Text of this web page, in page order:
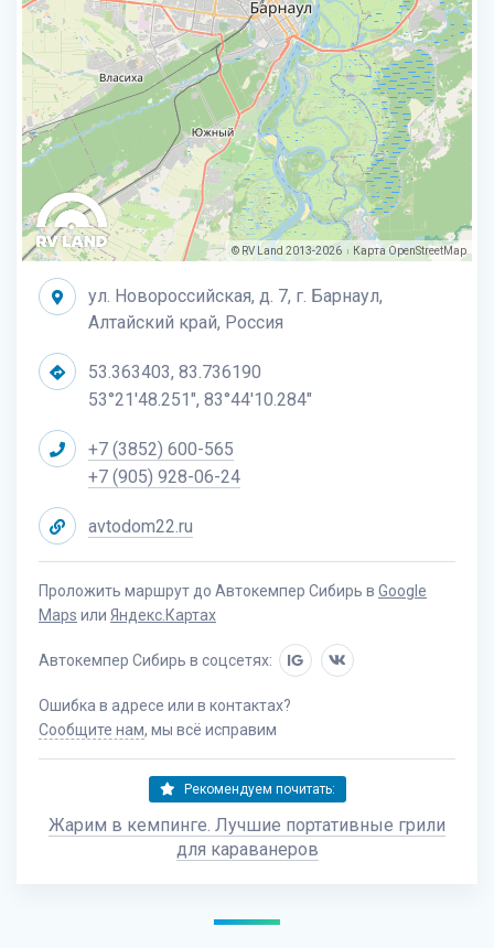
© RV Land 2013-2026 | КартаOpenStreetMap
ул. Новороссийская, д. 7, г. Барнаул,
Алтайский край, Россия
53.363403, 83.736190
53°21'48.251", 83°44'10.284"
+7 (3852) 600-565
+7 (905) 928-06-24
avtodom22.ru
Проложить маршрут до Автокемпер Сибирь в Google
Maps или Яндекс.Картах
Автокемпер Сибирь в соцсетях: IG
Ошибка в адресе или в контактах?
Сообщите нам, мы всё исправим
Рекомендуем почитать:
Жарим в кемпинге. Лучшие портативные грили
для караванеров